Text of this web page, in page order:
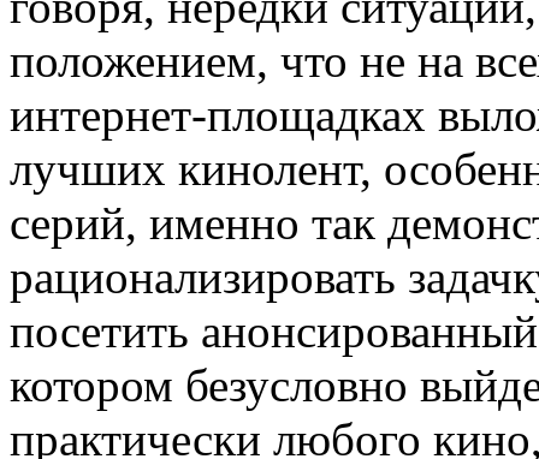
положением, что не на
интернет-площадках
лучших кинолент,
серий, именно так
рационализировать
посетить
котором безусловно
практически любого